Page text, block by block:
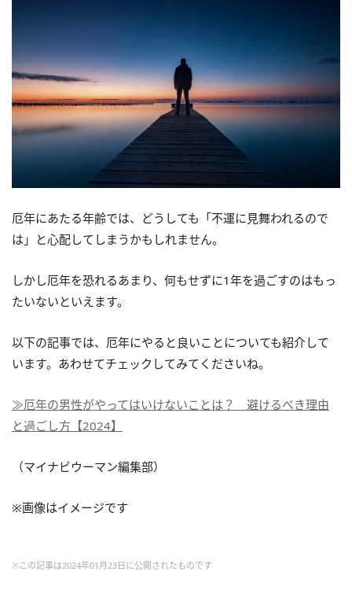
厄年にあたる年齢では、どうしても「不運に見舞われるので
は」と心配してしまうかもしれません。
しかし厄年を恐れるあまり、何もせずに1年を過ごすのはもっ
たいないといえます。
以下の記事では、厄年にやると良いことについても紹介して
います。あわせてチェックしてみてくださいね。
≫厄年の男性がやってはいけないことは？ 避けるべき理由
と過ごし方【2024】
（マイナビウーマン編集部）
※画像はイメージです
※この記事は2024年01月23日に公開されたものです